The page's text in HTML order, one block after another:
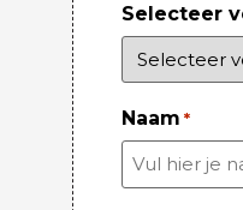
Selecteer
Naam *